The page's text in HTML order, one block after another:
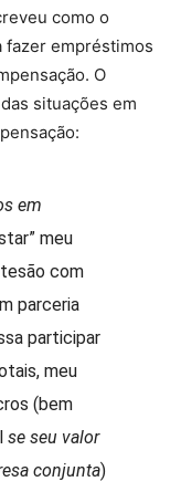
como o
fazer empréstimos
O
situações em
em
meu
com
parceria
participar
meu
(bem
se seu valor
conjunta)